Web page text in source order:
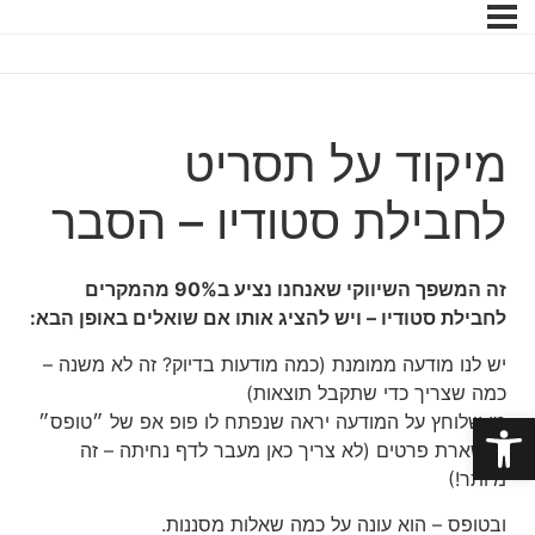
פתח סרגל נגישות
מיקוד על תסריט
לחבילת סטודיו – הסבר
זה המשפך השיווקי שאנחנו נציע ב90% מהמקרים
לחבילת סטודיו – ויש להציג אותו אם שואלים באופן הבא:
יש לנו מודעה ממומנת (כמה מודעות בדיוק? זה לא משנה –
כמה שצריך כדי שתקבל תוצאות)
מי שלוחץ על המודעה יראה שנפתח לו פופ אפ של ״טופס״
להשארת פרטים (לא צריך כאן מעבר לדף נחיתה – זה
מיותר!)
ובטופס – הוא עונה על כמה שאלות מסננות.